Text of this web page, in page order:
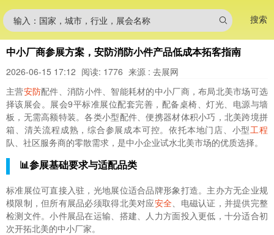
输入：国家，城市，行业，展会名称 搜索
中小厂商参展方案，安防消防小件产品低成本拓客指南
2026-06-15 17:12 阅读: 1776 来源 : 去展网
主营安防配件、消防小件、智能耗材的中小厂商，布局北美市场可选
择该展会。展会9平标准展位配套完善，配备桌椅、灯光、电源与墙
板，无需高额特装。各类小型配件、便携器材体积小巧，北美跨境拼
箱、清关流程成熟，综合参展成本可控。依托本地门店、小型工程
队、社区服务商的零散需求，是中小企业试水北美市场的优质选择。
📊参展基础要求与适配品类
标准展位可直接入驻，光地展位适合品牌形象打造。主办方无企业规
模限制，但所有展品必须取得北美对应安全、电磁认证，并提供完整
检测文件。小件展品在运输、搭建、人力方面投入更低，十分适合初
次开拓北美的中小厂家。